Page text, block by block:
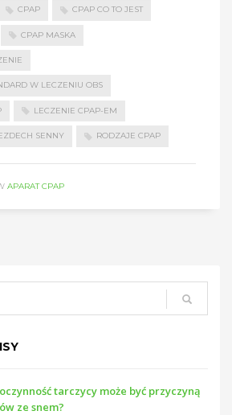
CPAP CPAP CO TO JEST
CPAP MASKA
W LECZENIU OBS
LECZENIE CPAP-EM
SENNY RODZAJE CPAP
APARAT CPAP
tarczycy może być przyczyną
ze snem?